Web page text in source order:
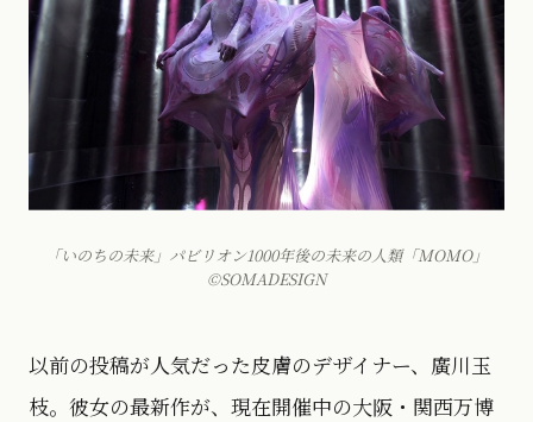
「いのちの未来」パビリオン1000年後の未来の人類「MOMO」
©SOMADESIGN
以前の投稿が人気だった皮膚のデザイナー、廣川玉
枝。彼女の最新作が、現在開催中の大阪・関西万博